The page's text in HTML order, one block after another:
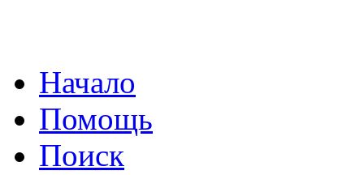
Начало
Помощь
Поиск